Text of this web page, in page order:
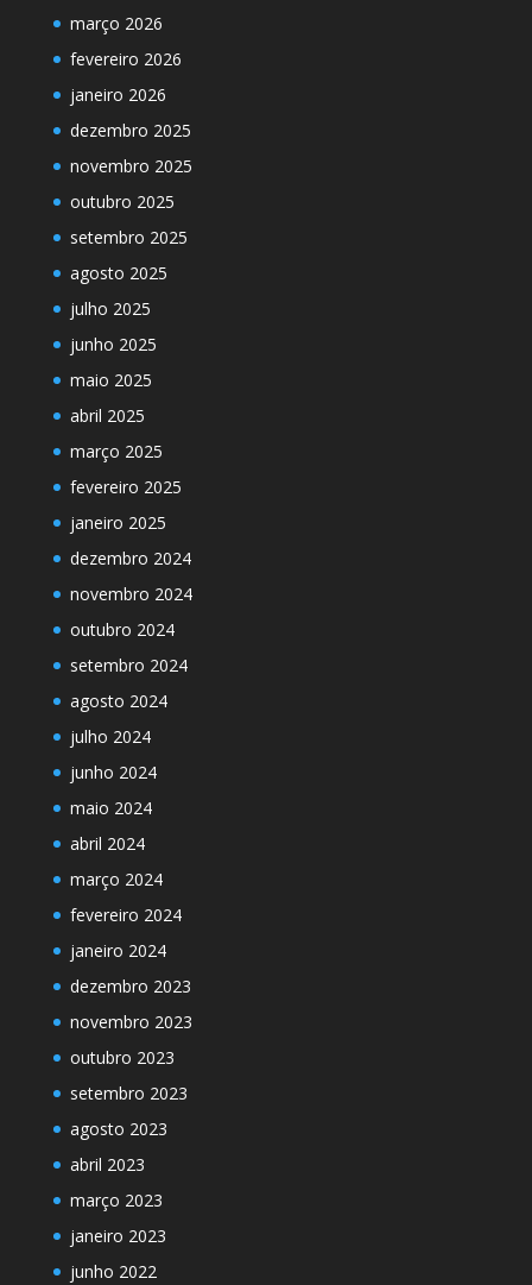
março 2026
fevereiro 2026
janeiro 2026
dezembro 2025
novembro 2025
outubro 2025
setembro 2025
agosto 2025
julho 2025
junho 2025
maio 2025
abril 2025
março 2025
fevereiro 2025
janeiro 2025
dezembro 2024
novembro 2024
outubro 2024
setembro 2024
agosto 2024
julho 2024
junho 2024
maio 2024
abril 2024
março 2024
fevereiro 2024
janeiro 2024
dezembro 2023
novembro 2023
outubro 2023
setembro 2023
agosto 2023
abril 2023
março 2023
janeiro 2023
junho 2022